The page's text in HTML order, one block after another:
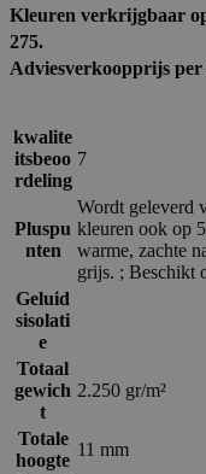
Kleuren verkrijgbaar
275.
Adviesverkoopprijs per
kwalite
itsbeoo
rdeling
7
Pluspu
nten
Wordt geleverd
kleuren ook op
warme, zachte
grijs. ; Beschikt
Geluid
sisolati
e
Totaal
gewich
t
2.250 gr/m²
Totale
hoogte
11 mm